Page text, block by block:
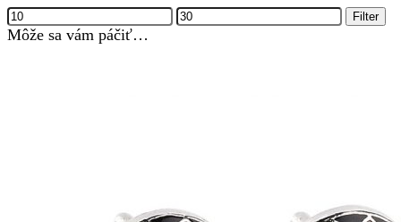
Minimálna
cena
Maximálna
cena
Filter
Môže sa vám páčiť…